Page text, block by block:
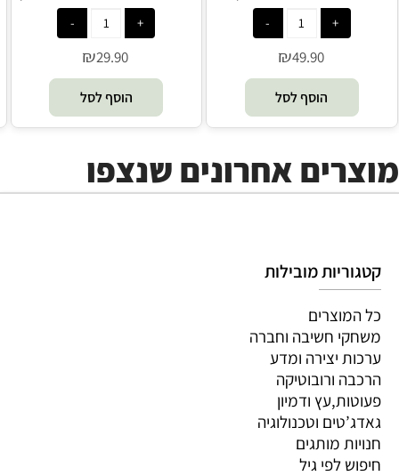
דוטמן - POP
₪29.90
הוסף לסל
₪49.90
הוסף לסל
מוצרים אחרונים שנצפו
קטגוריות מובילות
כל המוצרים
משחקי חשיבה וחברה
ערכות יצירה ומדע
הרכבה ורובוטיקה
פעוטות,עץ ודמיון
גאדג’טים וטכנולוגיה
חנויות מותגים
חיפוש לפי גיל